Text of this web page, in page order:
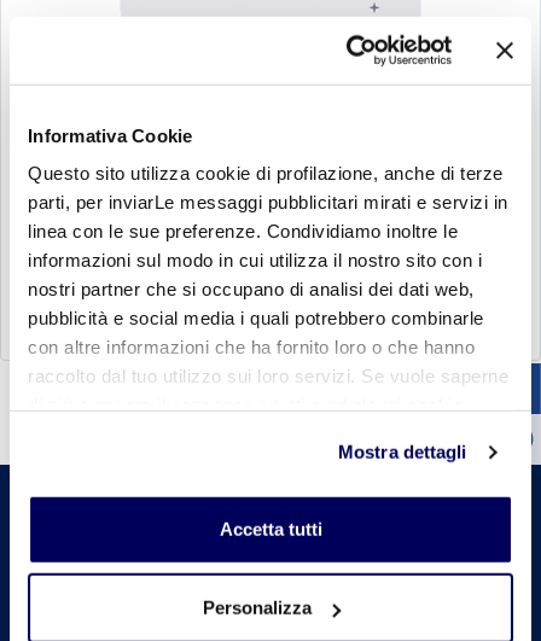
Informativa Cookie
Questo sito utilizza cookie di profilazione, anche di terze
parti, per inviarLe messaggi pubblicitari mirati e servizi in
linea con le sue preferenze. Condividiamo inoltre le
informazioni sul modo in cui utilizza il nostro sito con i
nostri partner che si occupano di analisi dei dati web,
pubblicità e social media i quali potrebbero combinarle
con altre informazioni che ha fornito loro o che hanno
raccolto dal tuo utilizzo sui loro servizi. Se vuole saperne
sul tasto "Accetta tutti". Se non vuole i cookie di
profilazione può negare il consenso sul tasto "Rifiuta".
Mostra dettagli
Accetta tutti
Personalizza
Nessun risultato trovato.
Non è stato trovato alcun risultato con le
parole chiave indicate:.